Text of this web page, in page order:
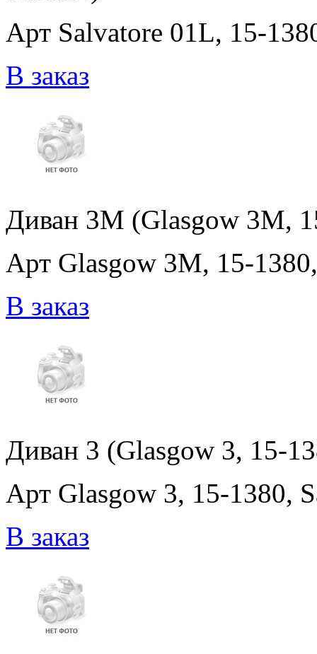
Арт Salvatore 01L, 15-
В заказ
Диван 3М (Glasgow 3M,
Арт Glasgow 3M, 15-
В заказ
Диван 3 (Glasgow 3, 15-
Арт Glasgow 3, 15-1380,
В заказ